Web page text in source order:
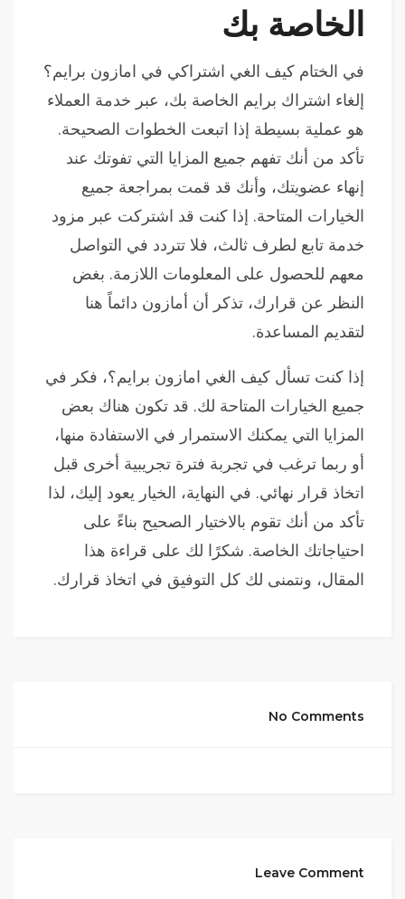
الخاصة بك
في الختام كيف الغي اشتراكي في امازون برايم؟
إلغاء اشتراك برايم الخاصة بك، عبر خدمة العملاء
هو عملية بسيطة إذا اتبعت الخطوات الصحيحة.
تأكد من أنك تفهم جميع المزايا التي تفوتك عند
إنهاء عضويتك، وأنك قد قمت بمراجعة جميع
الخيارات المتاحة. إذا كنت قد اشتركت عبر مزود
خدمة تابع لطرف ثالث، فلا تتردد في التواصل
معهم للحصول على المعلومات اللازمة. بغض
النظر عن قرارك، تذكر أن أمازون دائماً هنا
لتقديم المساعدة.
إذا كنت تسأل كيف الغي امازون برايم؟، فكر في
جميع الخيارات المتاحة لك. قد تكون هناك بعض
المزايا التي يمكنك الاستمرار في الاستفادة منها،
أو ربما ترغب في تجربة فترة تجريبية أخرى قبل
اتخاذ قرار نهائي. في النهاية، الخيار يعود إليك، لذا
تأكد من أنك تقوم بالاختيار الصحيح بناءً على
احتياجاتك الخاصة. شكرًا لك على قراءة هذا
المقال، ونتمنى لك كل التوفيق في اتخاذ قرارك.
No Comments
Leave Comment